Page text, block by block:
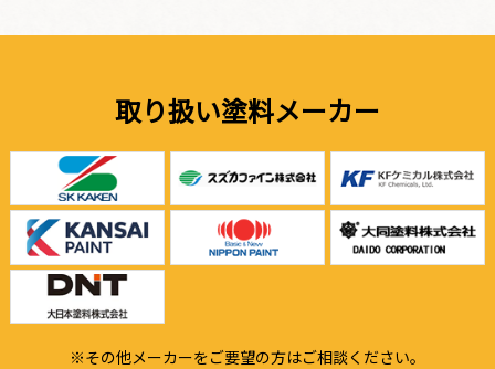
取り扱い塗料メーカー
※その他メーカーをご要望の方はご相談ください。